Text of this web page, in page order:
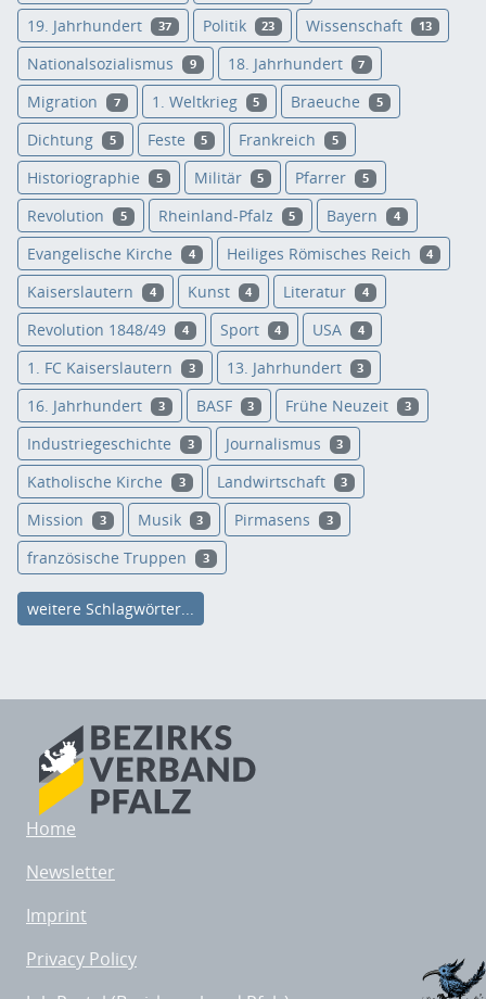
19. Jahrhundert 37 Politik 23 Wissenschaft 13
Nationalsozialismus 9 18. Jahrhundert 7
Migration 7 1. Weltkrieg 5 Braeuche 5
Dichtung 5 Feste 5 Frankreich 5
Historiographie 5 Militär 5 Pfarrer 5
Revolution 5 Rheinland-Pfalz 5 Bayern 4
Evangelische Kirche 4 Heiliges Römisches Reich 4
Kaiserslautern 4 Kunst 4 Literatur 4
Revolution 1848/49 4 Sport 4 USA 4
1. FC Kaiserslautern 3 13. Jahrhundert 3
16. Jahrhundert 3 BASF 3 Frühe Neuzeit 3
Industriegeschichte 3 Journalismus 3
Katholische Kirche 3 Landwirtschaft 3
Mission 3 Musik 3 Pirmasens 3
französische Truppen 3
weitere Schlagwörter...
Home
Newsletter
Imprint
Privacy Policy